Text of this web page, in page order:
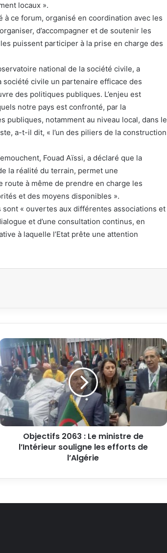
locaux ».
ce forum, organisé en coordination avec les
d’accompagner et de soutenir les
puissent participer à la prise en charge des
national de la société civile, a
civile un partenaire efficace des
des politiques publiques. L’enjeu est
notre pays est confronté, par la
publiques, notamment au niveau local, dans le
a-t-il dit, « l’un des piliers de la construction
Fouad Aïssi, a déclaré que la
la réalité du terrain, permet une
route à même de prendre en charge les
et des moyens disponibles ».
« ouvertes aux différentes associations et
et d’une consultation continus, en
à laquelle l’Etat prête une attention
Objectifs 2063 : Le ministre de
l’Intérieur souligne les efforts de
l’Algérie